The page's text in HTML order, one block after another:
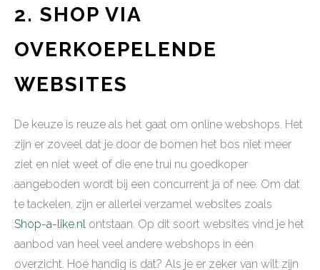
2. SHOP VIA
OVERKOEPELENDE
WEBSITES
De keuze is reuze als het gaat om online webshops. Het
zijn er zoveel dat je door de bomen het bos niet meer
ziet en niet weet of die ene trui nu goedkoper
aangeboden wordt bij een concurrent ja of nee. Om dat
te tackelen, zijn er allerlei verzamel websites zoals
Shop-a-like.nl ontstaan. Op dit soort websites vind je het
aanbod van heel veel andere webshops in één
overzicht. Hoé handig is dat? Als je er zeker van wilt zijn